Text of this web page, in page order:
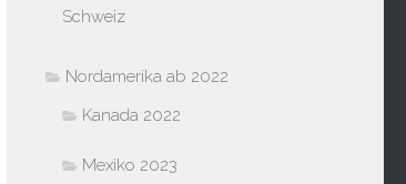
Schweiz
Nordamerika ab 2022
Kanada 2022
Mexiko 2023